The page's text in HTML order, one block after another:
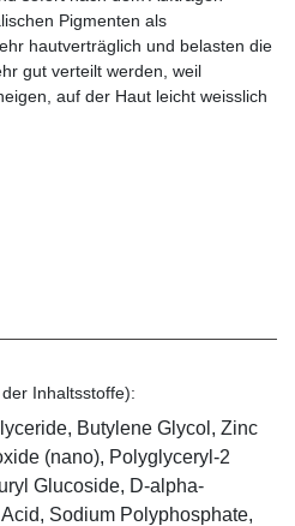
Pigmenten als
hautverträglich und belasten die
gut verteilt werden, weil
auf der Haut leicht weisslich
Inhaltsstoffe):
Butylene Glycol, Zinc
(nano), Polyglyceryl-2
Glucoside, D-alpha-
Sodium Polyphosphate,